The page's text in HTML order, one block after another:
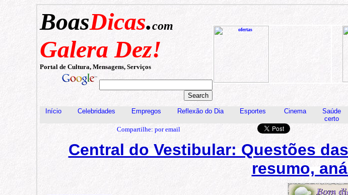
BoasDicas.com
Galera Dez!
Portal de Cultura, Mensagens, Serviços
Início Celebridades Empregos Reflexão do Dia Esportes Cinema Saúde
certo
Compartilhe: por email
Central do Vestibular: Questões
resumo,